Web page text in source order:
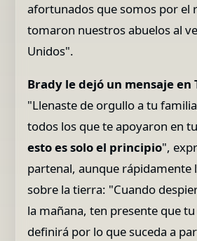
afortunados que somos por el
tomaron nuestros abuelos al
Unidos".
Brady le dejó un mensaje
"Llenaste de orgullo a tu
todos los que te apoyaron en
esto es solo el principio",
partenal, aunque rápidamente
sobre la tierra: "Cuando
la mañana, ten presente que
definirá por lo que suceda a